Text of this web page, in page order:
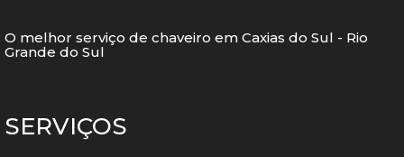
O melhor serviço de chaveiro em Caxias do Sul - Rio
Grande do Sul
SERVIÇOS